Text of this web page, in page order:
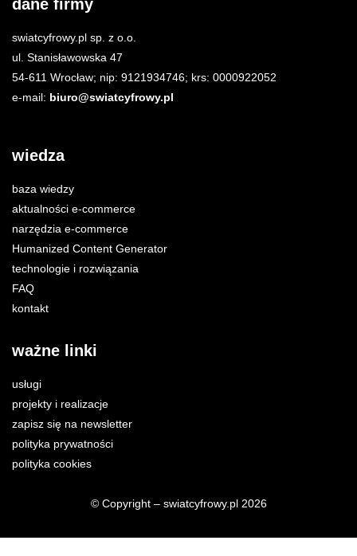
dane firmy
swiatcyfrowy.pl sp. z o.o.
ul. Stanisławowska 47
54-611 Wrocław; nip: 9121934746; krs: 0000922052
e-mail: biuro@swiatcyfrowy.pl
wiedza
baza wiedzy
aktualności e-commerce
narzędzia e-commerce
Humanized Content Generator
technologie i rozwiązania
FAQ
kontakt
ważne linki
usługi
projekty i realizacje
zapisz się na newsletter
polityka prywatności
polityka cookies
© Copyright – swiatcyfrowy.pl 2026